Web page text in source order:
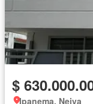
$
Ipanema, Neiva